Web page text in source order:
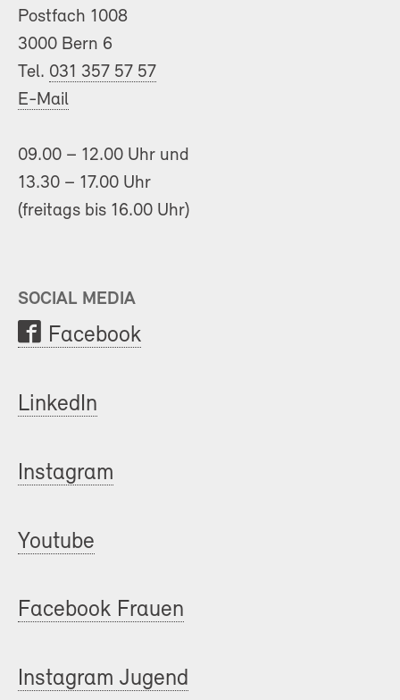
Postfach 1008
3000 Bern 6
Tel. 031 357 57 57
E-Mail
09.00 – 12.00 Uhr und
13.30 – 17.00 Uhr
(freitags bis 16.00 Uhr)
SOCIAL MEDIA
Facebook
LinkedIn
Instagram
Youtube
Facebook Frauen
Instagram Jugend